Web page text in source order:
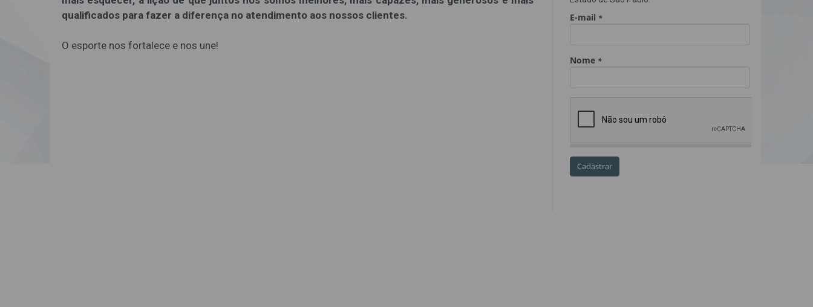
qualificados para fazer a diferença no atendimento aos nossos clientes.
O esporte nos fortalece e nos une!
credores prioritários
Dia dos Professores
golpe do precatório
golpes a credores